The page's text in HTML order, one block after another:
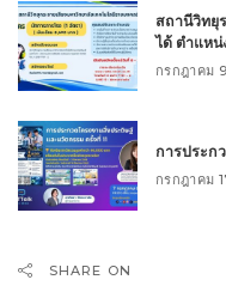
สถานีวิทยุ
ได้ ตำแหน่
กรกฎาคม
การประก
กรกฎาคม
SHARE ON